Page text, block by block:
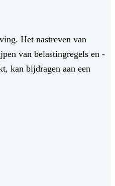
Het nastreven van
van belastingregels en -
kan bijdragen aan een